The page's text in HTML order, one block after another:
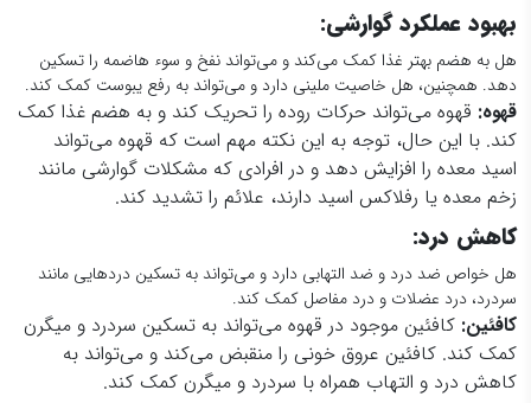
بهبود عملکرد گوارشی:
هل به هضم بهتر غذا کمک می‌کند و می‌تواند نفخ و سوء هاضمه را تسکین
دهد. همچنین، هل خاصیت ملینی دارد و می‌تواند به رفع یبوست کمک کند.
قهوه: قهوه می‌تواند حرکات روده را تحریک کند و به هضم غذا کمک
کند. با این حال، توجه به این نکته مهم است که قهوه می‌تواند
اسید معده را افزایش دهد و در افرادی که مشکلات گوارشی مانند
زخم معده یا رفلاکس اسید دارند، علائم را تشدید کند.
کاهش درد:
هل خواص ضد درد و ضد التهابی دارد و می‌تواند به تسکین دردهایی مانند
سردرد، درد عضلات و درد مفاصل کمک کند.
کافئین: کافئین موجود در قهوه می‌تواند به تسکین سردرد و میگرن
کمک کند. کافئین عروق خونی را منقبض می‌کند و می‌تواند به
کاهش درد و التهاب همراه با سردرد و میگرن کمک کند.